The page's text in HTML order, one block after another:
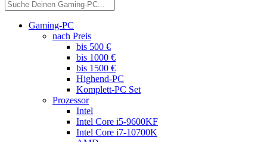
Gaming-PC
nach Preis
bis 500 €
bis 1000 €
bis 1500 €
Highend-PC
Komplett-PC Set
Prozessor
Intel
Intel Core i5-9600KF
Intel Core i7-10700K